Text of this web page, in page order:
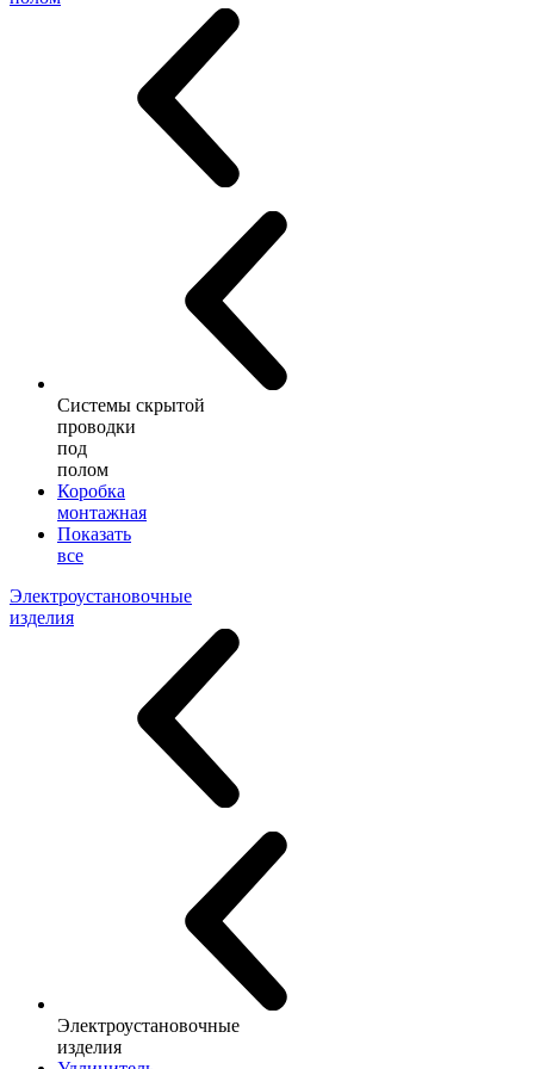
Системы скрытой
проводки
под
полом
Коробка
монтажная
Показать
все
Электроустановочные
изделия
Электроустановочные
изделия